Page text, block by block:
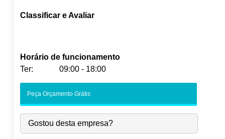
Classificar e Avaliar
Horário de funcionamento
Ter:
09:00 - 18:00
-
Qua:
09:00-18:00
Qui:
09:00-18:00
Peça Orçamento Grátis
Gostou desta empresa?